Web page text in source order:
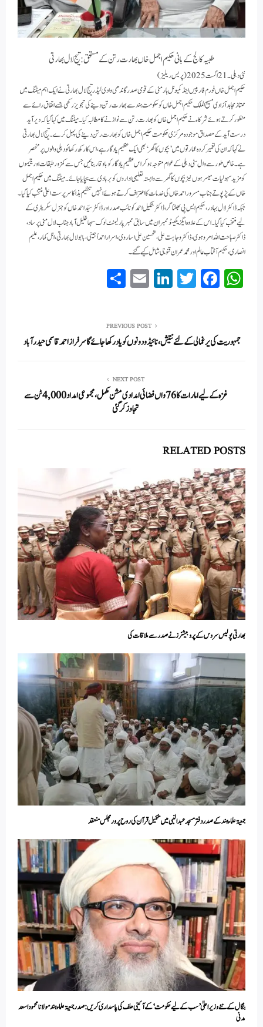
طبیہ کالج کے بانی حکیم اجمل خاں بھارت رتن کے مستحق: تیج لال بھارتی
نئی دہلی۔ 21 اگست 2025 (پریس ریلیز)
حکیم اجمل خاں فورم فار پیس اینڈ کمیونل ہارمنی کے قومی صدر گاندھی وادی لیڈر تیج لال بھارتی نے ایک اہم میٹنگ میں
ممتاز مجاہد آزادی مسیح الملک حکیم اجمل خاں کو حکومت ہند سے بھارت رتن دینے کی تجویز رکھی جسے اتفاق رائے سے
منظور کرتے ہوئے شرکاء نے حکیم اجمل خاں کو بھارت رتن سے نوازنے کا مطالبہ کیا۔ میٹنگ میں کہا گیا کہ دیرآید
درست آید کے مصداق موجودہ مرکزی حکومت حکیم اجمل خاں کو بھارت رتن دینے کی پہل کرے۔ تیج لال بھارتی
نے کہا کہ ان کی تعمیر کردہ عمارتوں میں ’بچوں کا گھر‘ بھی ایک عظیم یادگار ہے، اس کا رکھ رکھائو دہلی والوں پر منحصر
ہے۔ خاص طور سے وال سٹی دہلی کے عوام متوجہ ہوکر اس عظیم یادگار کو باوقار بنائیں جس سے کمزور طبقات اور یتیموں
کو مزید سہولیات میسر ہوں نیز بچوں کا گھر سے وابستہ تعلیمی اداروں کو بربادی سے بچایا جائے۔ میٹنگ میں حکیم اجمل
خاں کے پڑپوتے جناب مسرور احمد خاں کی خدمات کا اعتراف کرتے ہوئے انہیں تنظیم ہذا کا سرپرست اعلیٰ منتخب کیا گیا۔
جبکہ ڈاکٹر لال بہادر، حکیم ایس پی بھٹناگر، ڈاکٹر شکیل احمد کو نائب صدر اور ڈاکٹر سیّد احمد خاں کو جنرل سکریٹری کے
لیے منتخب کیا گیا۔ اس کے علاوہ ایگزیکیٹو ممبران میں سابق ممبر پارلیمنٹ لوک سبھا خلیل آباد جناب لال منی پرساد،
ڈاکٹر صباحت اللہ امروہوی، ڈاکٹر وجاہت علی، تحسین علی اساروی، اسرار احمد اُجینی، بابولال بھارتی، انل کمار، علیم
انصاری ، حکیم آفتاب عالم اور محمد عمران قنوجی شامل کیے گئے۔
W
ha
A
pp
Fa
ce
ok
T
wi
r
Li
nk
In
E
m
PREVIOUS POST
جمہوریت کی یرغمالی کے لئے نتیش،نائیڈو دونوں کو یاد رکھا جائے گا سرفرازاحمدقاسمی حیدرآباد
NEXT POST
غزہ کے لیے امارات کا 76 واں فضائی امدادی مشن مکمل، مجموعی امداد 4,000 ٹن سے
تجاوز کر گئی
RELATED POSTS
بھارتی پولیس سروس کے پروبیشنرز نے صدر سے ملاقات کی
جمعیۃ علماء ہند کے صدر دفتر مسجد عبدالنبی میں تکمیل قرآن کی روح پرور مجلس منعقد
بنگال کے نئے وزیر اعلیٰ ’سب کے لیے حکومت‘ کے آئینی حلف کی پاسداری کریں: صدر جمعیۃ علماء ہند مولانا محمود اسعد
مدنی